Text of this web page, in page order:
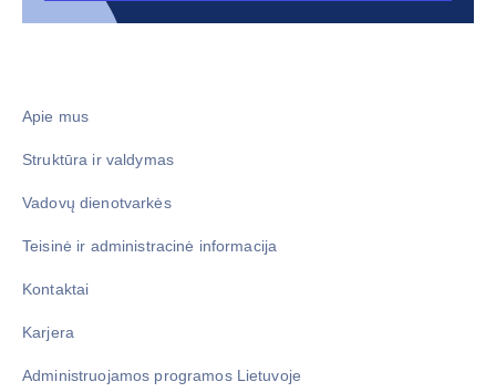
Apie mus
Struktūra ir valdymas
Vadovų dienotvarkės
Teisinė ir administracinė informacija
Kontaktai
Karjera
Administruojamos programos Lietuvoje